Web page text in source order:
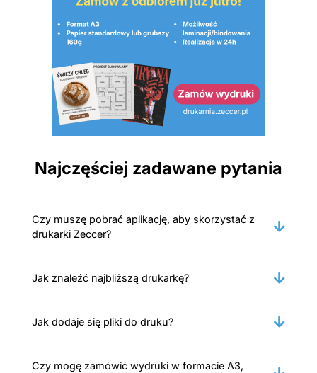
Najczęściej zadawane pytania
Czy muszę pobrać aplikację, aby skorzystać z
drukarki Zeccer?
Jak znaleźć najbliższą drukarkę?
Jak dodaje się pliki do druku?
Czy mogę zamówić wydruki w formacie A3,